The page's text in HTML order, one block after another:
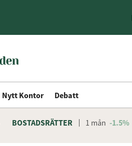
Nytt Kontor Debatt
BOSTADSRÄTTER 1 mån -1.5%